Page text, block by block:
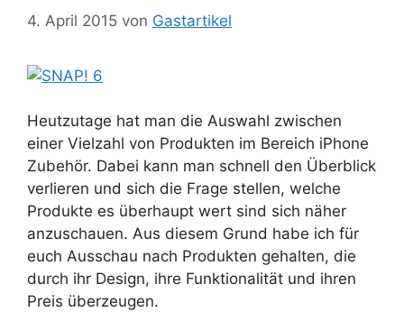
4. April 2015 von Gastartikel
Heutzutage hat man die Auswahl zwischen
einer Vielzahl von Produkten im Bereich iPhone
Zubehör. Dabei kann man schnell den Überblick
verlieren und sich die Frage stellen, welche
Produkte es überhaupt wert sind sich näher
anzuschauen. Aus diesem Grund habe ich für
euch Ausschau nach Produkten gehalten, die
durch ihr Design, ihre Funktionalität und ihren
Preis überzeugen.